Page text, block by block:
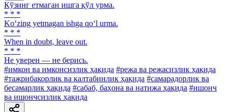
Кўзинг етмаган ишга қўл урма.
* * *
Ko‘zing yetmagan ishga qo‘l urma.
* * *
When in doubt, leave out.
* * *
He уверен — не берись.
#имкон ва имконсизлик ҳақида #режа ва режасизлик ҳақида
#тажрибакорлик ва калтабинлик ҳақида #самарадорлик ва
бесамарлик ҳақида #сабаб, баҳона ва натижа ҳақида #ишонч
ва ишончсизлик ҳақида